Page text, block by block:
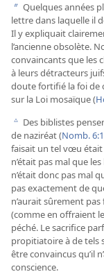
b Quelques années
lettre dans laquelle il
Il y expliquait
l’ancienne obsolète.
convaincants que les
à leurs détracteurs
doute fortifié la foi de
sur la Loi mosaïque (
c Des biblistes
de naziréat (Nomb.
faisait un tel vœu était
n’était pas mal que
n’était donc pas mal
pas exactement de
n’aurait sûrement pas
(comme en offraient
péché. Le sacrifice
propitiatoire à de tels
être convaincus qu’il
conscience.